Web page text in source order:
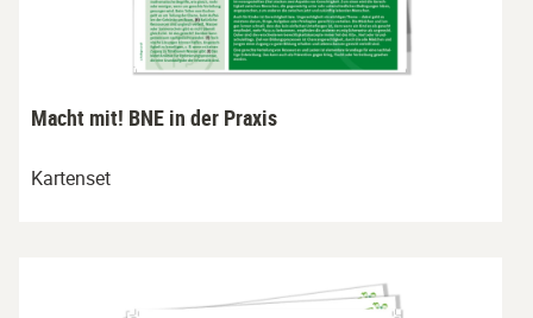
Macht mit! BNE in der Praxis
Kartenset